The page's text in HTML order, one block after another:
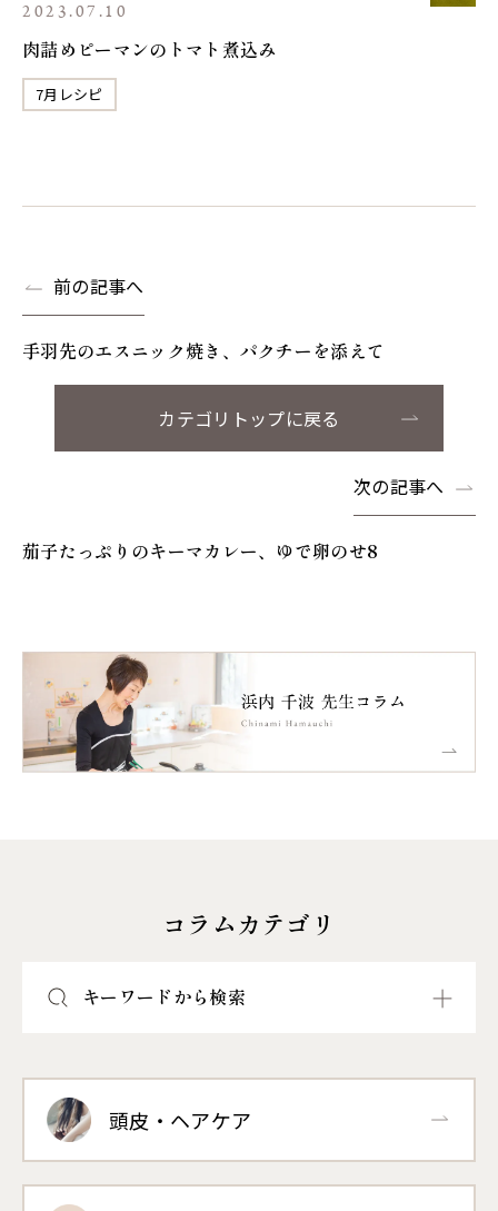
2023.07.10
肉詰めピーマンのトマト煮込み
7月レシピ
前の記事へ
手羽先のエスニック焼き、パクチーを添えて
カテゴリトップに戻る
次の記事へ
茄子たっぷりのキーマカレー、ゆで卵のせ8
コラムカテゴリ
キーワードから検索
頭皮・ヘアケア